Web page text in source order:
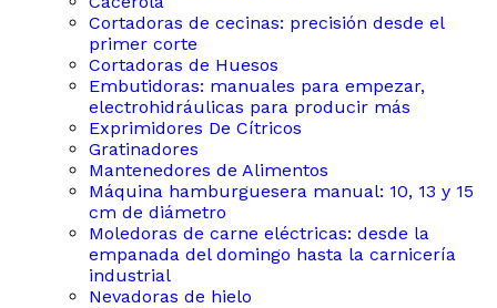
Cortadoras de cecinas: precisión desde el
primer corte
Cortadoras de Huesos
Embutidoras: manuales para empezar,
electrohidráulicas para producir más
Exprimidores De Cítricos
Gratinadores
Mantenedores de Alimentos
Máquina hamburguesera manual: 10, 13 y 15
cm de diámetro
Moledoras de carne eléctricas: desde la
empanada del domingo hasta la carnicería
industrial
Nevadoras de hielo